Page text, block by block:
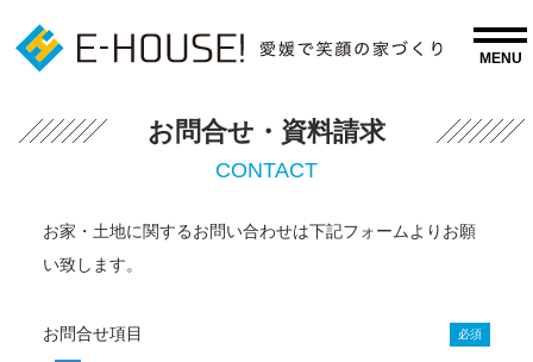
お問合せ・資料請求
CONTACT
お家・土地に関するお問い合わせは下記フォームよりお願
い致します。
お問合せ項目 必須